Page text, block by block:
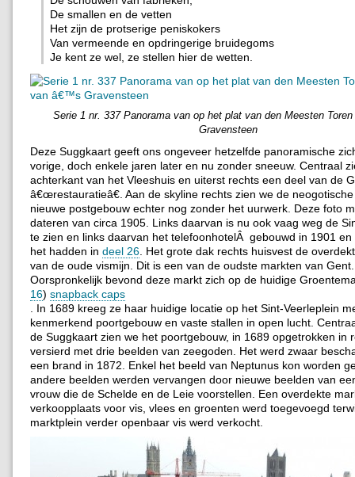
De smallen en de vetten
Het zijn de protserige peniskokers
Van vermeende en opdringerige bruidegoms
Je kent ze wel, ze stellen hier de wetten.
Serie 1 nr. 337 Panorama van op het plat van den Meesten
Gravensteen
Deze Suggkaart geeft ons ongeveer hetzelfde panoramische
vorige, doch enkele jaren later en nu zonder sneeuw. Centraal
achterkant van het Vleeshuis en uiterst rechts een deel van de
â€œrestauratieâ€. Aan de skyline rechts zien we de
nieuwe postgebouw echter nog zonder het uurwerk. Deze foto
dateren van circa 1905. Links daarvan is nu ook vaag weg de
te zien en links daarvan het telefoonhotelÂ gebouwd in 1901 en
het hadden in deel 26 . Het grote dak rechts huisvest de
van de oude vismijn. Dit is een van de oudste markten van Gent.
Oorspronkelijk bevond deze markt zich op de huidige
16) snapback caps
. In 1689 kreeg ze haar huidige locatie op het Sint-Veerleplein
kenmerkend poortgebouw en vaste stallen in open lucht.
de Suggkaart zien we het poortgebouw, in 1689 opgetrokken in
versierd met drie beelden van zeegoden. Het werd zwaar
een brand in 1872. Enkel het beeld van Neptunus kon worden
andere beelden werden vervangen door nieuwe beelden van
vrouw die de Schelde en de Leie voorstellen. Een overdekte
verkoopplaats voor vis, vlees en groenten werd toegevoegd
marktplein verder openbaar vis werd verkocht.